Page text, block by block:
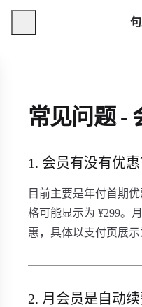
常见问题 -
1. 会员有没有优惠
目前主要是年付首期
格可能显示为 ¥299。
惠，具体以支付页展示
2. 月会员是自动续